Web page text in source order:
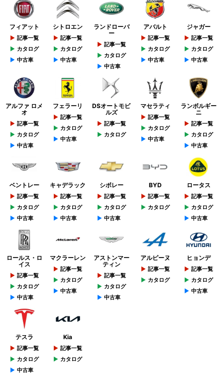
フィアット
記事一覧
カタログ
中古車
シトロエン
記事一覧
カタログ
中古車
ランドローバ
ー
記事一覧
カタログ
中古車
アバルト
記事一覧
カタログ
中古車
ジャガー
記事一覧
カタログ
中古車
アルファ ロメ
オ
記事一覧
カタログ
中古車
フェラーリ
記事一覧
カタログ
中古車
DSオートモビ
ルズ
記事一覧
カタログ
マセラティ
記事一覧
カタログ
中古車
ランボルギー
ニ
記事一覧
カタログ
中古車
ベントレー
記事一覧
カタログ
中古車
キャデラック
記事一覧
カタログ
中古車
シボレー
記事一覧
カタログ
中古車
BYD
記事一覧
カタログ
ロータス
記事一覧
カタログ
中古車
ロールス・ロ
イス
記事一覧
カタログ
中古車
マクラーレン
記事一覧
カタログ
中古車
アストンマー
ティン
記事一覧
カタログ
中古車
アルピーヌ
記事一覧
カタログ
ヒョンデ
記事一覧
カタログ
中古車
テスラ
記事一覧
カタログ
中古車
Kia
記事一覧
カタログ